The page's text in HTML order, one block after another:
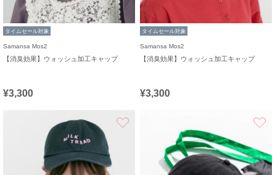
タイムセール対象
Samansa Mos2
【消臭効果】ウォッシュ加工キャップ
¥3,300
タイムセール対象
Samansa Mos2
【消臭効果】ウォッシュ加工キャップ
¥3,300